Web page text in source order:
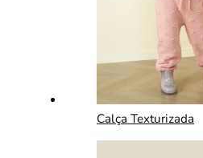
Calça Texturizada